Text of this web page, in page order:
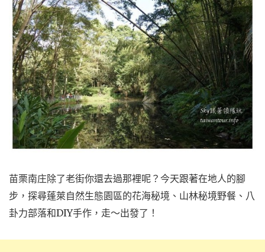
苗栗南庄除了老街你還去過那裡呢？今天跟著在地人的腳
步，探尋蓬萊自然生態園區的花海秘境、山林秘境野餐、八
卦力部落和DIY手作，走～出發了！